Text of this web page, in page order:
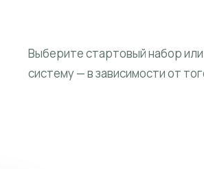
Выберите стартовый набор
систему — в зависимости от